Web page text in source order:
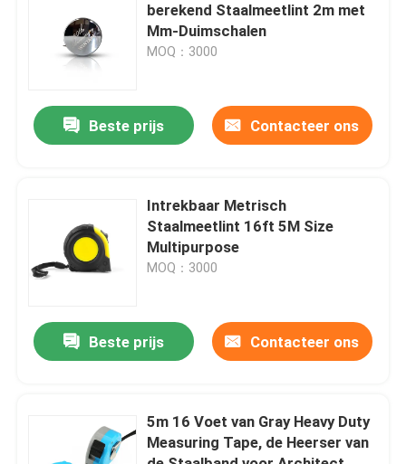
Ongeveer ons
Fabrieksreis
Contacteer ons
Verzoek om een Citaat
Kledingsmeetlint
Gepersonaliseerd het Naaien Meetlint
berekend Staalmeetlint 2m met
Mm-Duimschalen
MOQ：3000
Beste prijs Contacteer ons
Intrekbaar Metrisch
Staalmeetlint 16ft 5M Size
Multipurpose
MOQ：3000
Beste prijs Contacteer ons
5m 16 Voet van Gray Heavy Duty
Measuring Tape, de Heerser van